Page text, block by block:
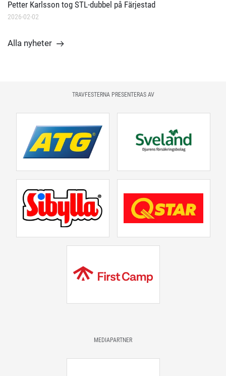
Petter Karlsson tog STL-dubbel på Färjestad
2026-02-02
Alla nyheter
TRAVFESTERNA PRESENTERAS AV
MEDIAPARTNER